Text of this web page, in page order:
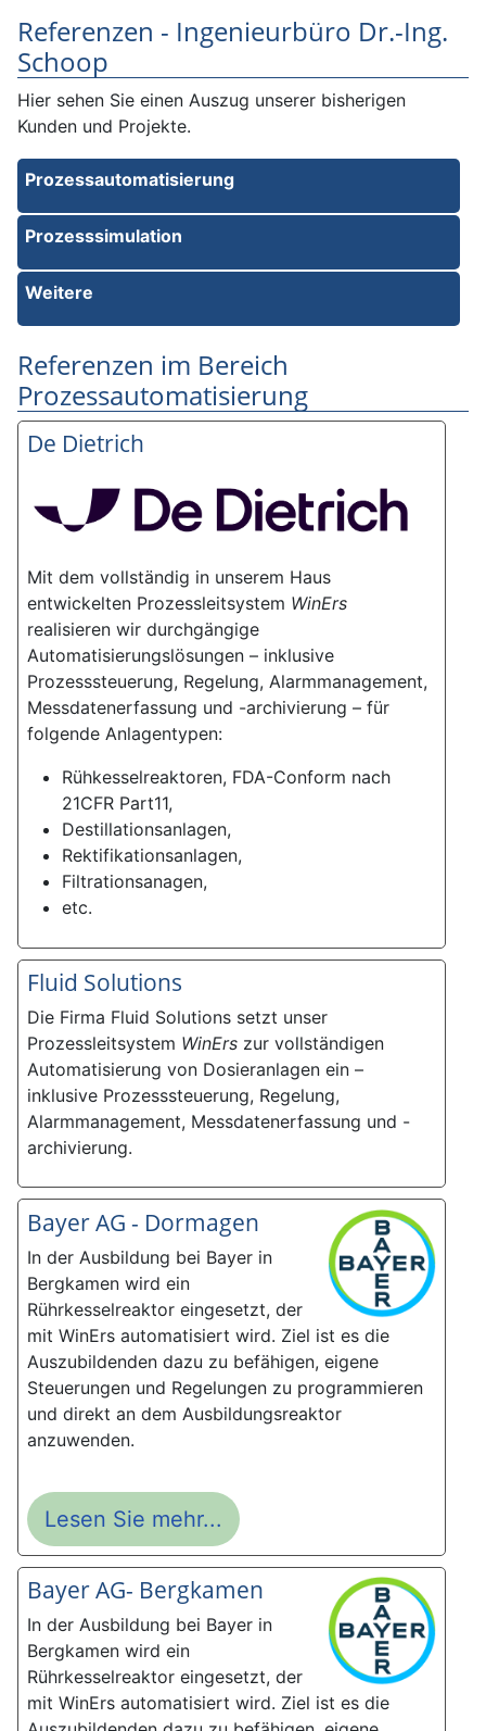
Übertragung per Fernwirkprotokoll
zur Leitwarte in Thüringen
Referenzen - Ingenieurbüro Dr.-Ing.
Schoop
Hier sehen Sie einen Auszug unserer bisherigen
Kunden und Projekte.
Prozessautomatisierung
Prozesssimulation
Weitere
Referenzen im Bereich
Prozessautomatisierung
De Dietrich
Mit dem vollständig in unserem Haus
entwickelten Prozessleitsystem WinErs
realisieren wir durchgängige
Automatisierungslösungen – inklusive
Prozesssteuerung, Regelung, Alarmmanagement,
Messdatenerfassung und -archivierung – für
folgende Anlagentypen:
Rühkesselreaktoren, FDA-Conform nach
21CFR Part11,
Destillationsanlagen,
Rektifikationsanlagen,
Filtrationsanagen,
etc.
Fluid Solutions
Die Firma Fluid Solutions setzt unser
Prozessleitsystem WinErs zur vollständigen
Automatisierung von Dosieranlagen ein –
inklusive Prozesssteuerung, Regelung,
Alarmmanagement, Messdatenerfassung und -
archivierung.
Bayer AG - Dormagen
In der Ausbildung bei Bayer in
Bergkamen wird ein
Rührkesselreaktor eingesetzt, der
mit WinErs automatisiert wird. Ziel ist es die
Auszubildenden dazu zu befähigen, eigene
Steuerungen und Regelungen zu programmieren
und direkt an dem Ausbildungsreaktor
anzuwenden.
Lesen Sie mehr...
Bayer AG- Bergkamen
In der Ausbildung bei Bayer in
Bergkamen wird ein
Rührkesselreaktor eingesetzt, der
mit WinErs automatisiert wird. Ziel ist es die